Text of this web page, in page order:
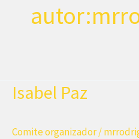
Isabel Paz
Comite organizador/